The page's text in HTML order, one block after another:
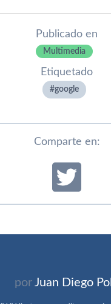
Publicado en
Multimedia
Etiquetado
google
Comparte en:
por Juan Diego